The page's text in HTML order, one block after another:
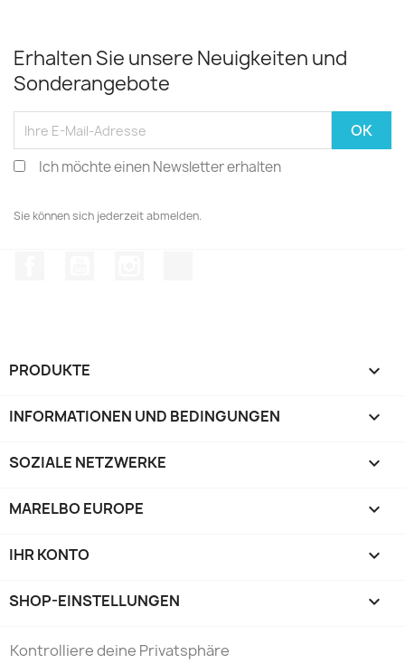
Erhalten Sie unsere Neuigkeiten und
Sonderangebote
Ich möchte einen Newsletter erhalten
Sie können sich jederzeit abmelden.
PRODUKTE 
INFORMATIONEN UND BEDINGUNGEN 
SOZIALE NETZWERKE 
MARELBO EUROPE 
IHR KONTO 
SHOP-EINSTELLUNGEN keyboard_arrow_down
Kontrolliere deine Privatsphäre